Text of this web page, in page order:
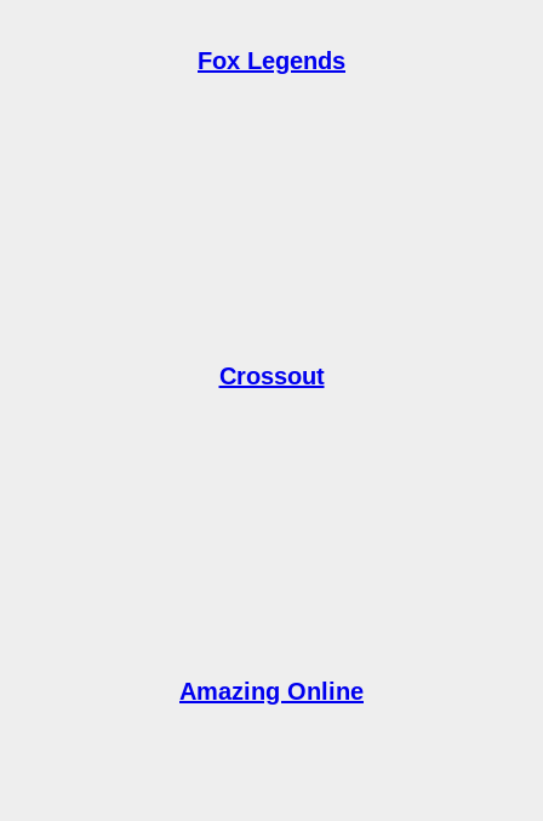
Fox Legends
Crossout
Amazing Online